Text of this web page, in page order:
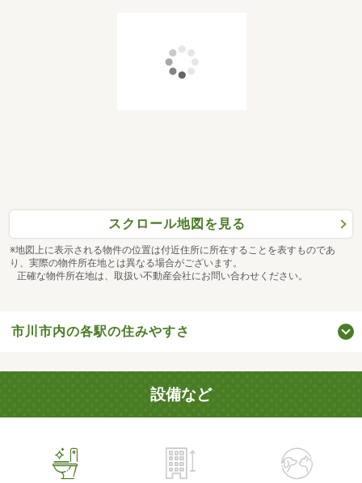
スクロール地図を見る
※地図上に表示される物件の位置は付近住所に所在することを表すものであ
り、実際の物件所在地とは異なる場合がございます。
正確な物件所在地は、取扱い不動産会社にお問い合わせください。
市川市内の各駅の住みやすさ
設備など